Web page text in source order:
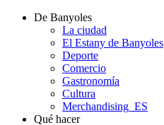
De Banyoles
La ciudad
El Estany de Banyoles
Deporte
Comercio
Gastronomía
Cultura
Merchandising_ES
Qué hacer